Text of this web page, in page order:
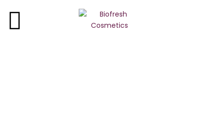
ROSA DE BULGARIA